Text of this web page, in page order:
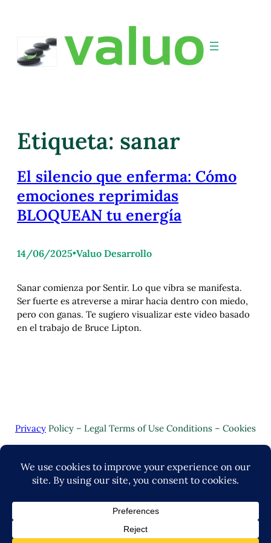
Etiqueta: sanar
El silencio que enferma: Cómo
emociones reprimidas
BLOQUEAN tu energía
14/06/2025•Valuo Desarrollo
Sanar comienza por Sentir. Lo que vibra se manifesta.
Ser fuerte es atreverse a mirar hacia dentro con miedo,
pero con ganas. Te sugiero visualizar este video basado
en el trabajo de Bruce Lipton.
Privacy Policy – Legal Terms of Use Conditions – Cookies
Copyright © 2024 | Valuo Desarrollo by